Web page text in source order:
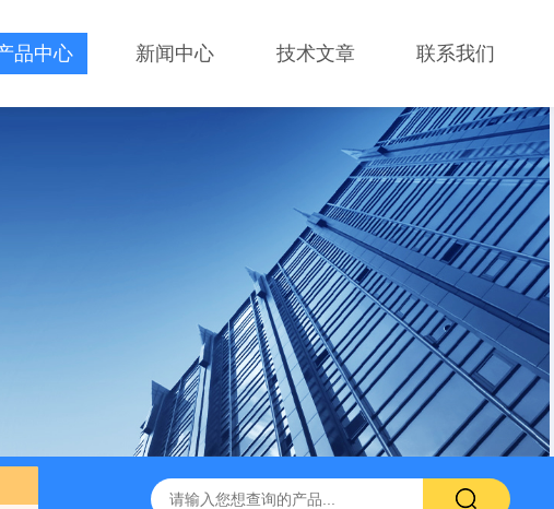
品中心 新闻中心 技术文章 联系我们
便携式X射线荧光测定仪 手持式xrf分析仪 水质重金属检测仪